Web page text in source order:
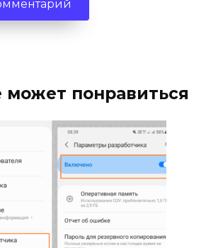
может понравиться